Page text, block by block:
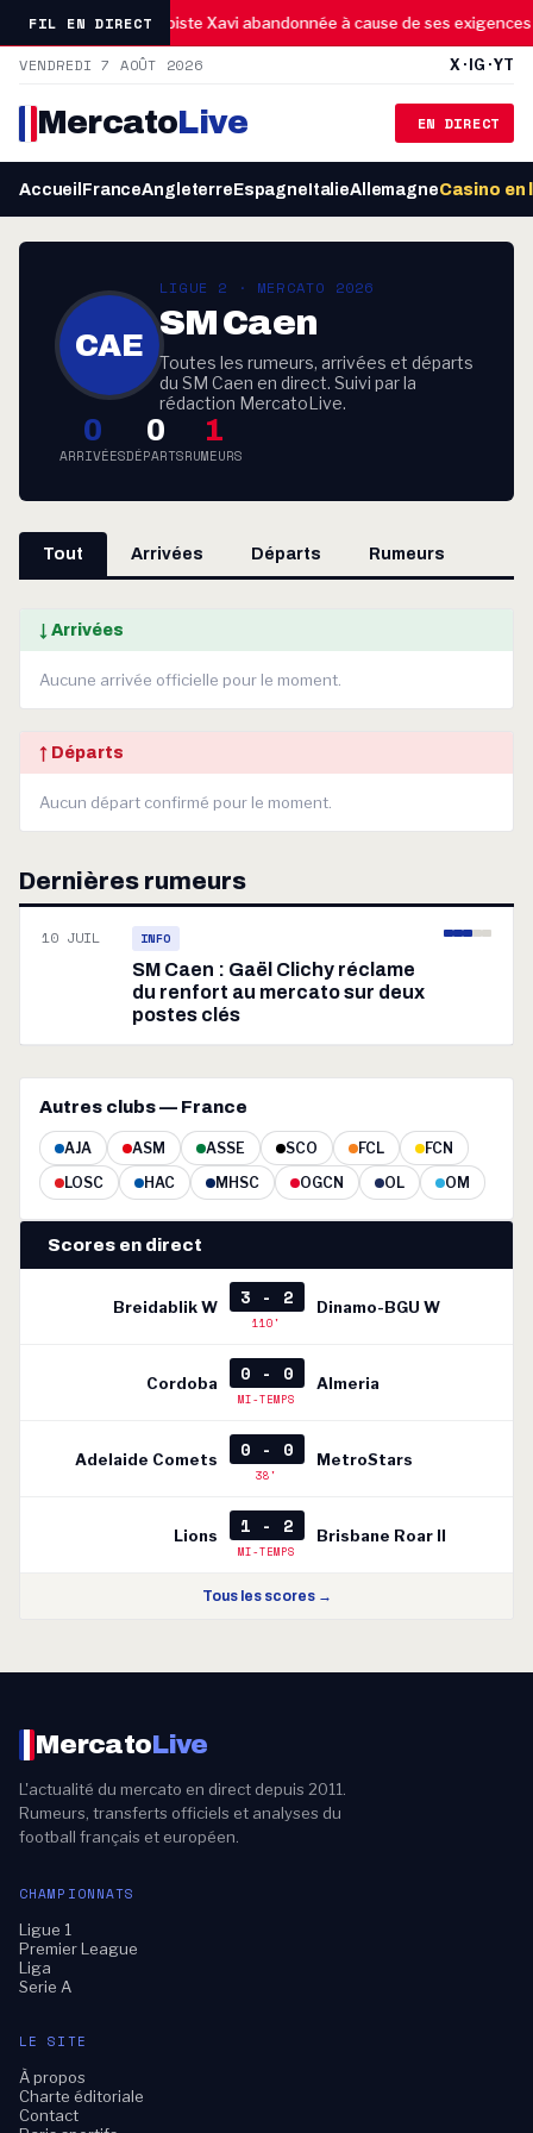
FIL EN DIRECT
11:00 Algérie : la piste Xavi abandonnée à cause de ses exigences
VENDREDI 7 AOÛT 2026 X · IG · YT
MercatoLive EN DIRECT
Accueil FranceAngleterreEspagneItalieAllemagneCasino en
CAE
LIGUE 2 · MERCATO 2026
SM Caen
Toutes les rumeurs, arrivées et départs
du SM Caen en direct. Suivi par la
rédaction MercatoLive.
0
ARRIVÉES
0
DÉPARTS
1
RUMEURS
Tout Arrivées Départs Rumeurs
↓ Arrivées
Aucune arrivée officielle pour le moment.
↑ Départs
Aucun départ confirmé pour le moment.
Dernières rumeurs
10 JUIL INFO
SM Caen : Gaël Clichy réclame
du renfort au mercato sur deux
postes clés
Autres clubs — France
AJA ASM ASSE SCO FCL
FCN
LOSC
HAC MHSC OGCN OL OM
Scores en direct
Breidablik W 3 - 2
110'
Dinamo-BGU W
Cordoba 0 - 0
MI-TEMPS
Almeria
Adelaide Comets 0 - 0
38'
MetroStars
Lions 1 - 2
MI-TEMPS
Brisbane Roar II
Tous les scores →
MercatoLive
L'actualité du mercato en direct depuis 2011.
Rumeurs, transferts officiels et analyses du
football français et européen.
CHAMPIONNATS
Ligue 1
Premier League
Liga
Serie A
LE SITE
À propos
Charte éditoriale
Contact